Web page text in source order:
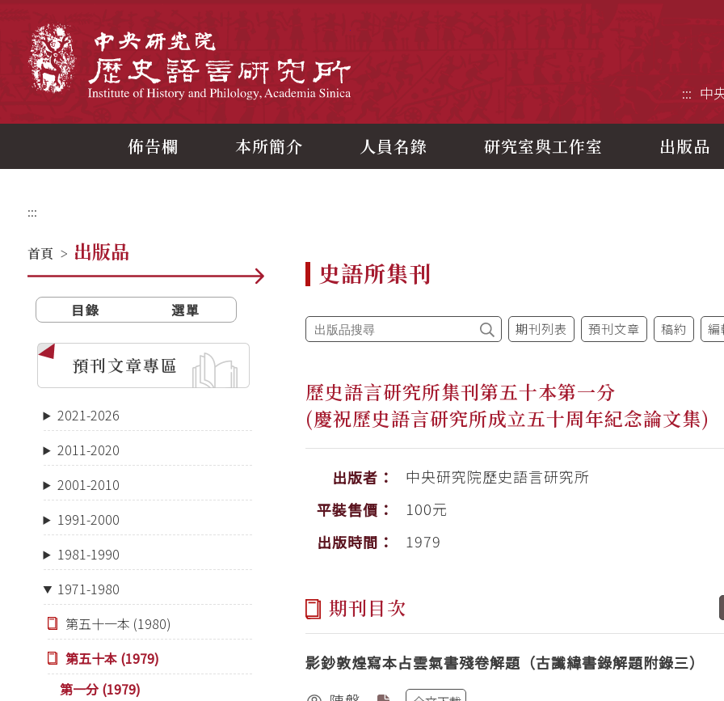
::: 中
佈告欄 本所簡介 人員名錄 研究室與工作室 出版品
:::
首頁 > 出版品
目錄 選單
預刊文章專區
2021-2026
2011-2020
2001-2010
1991-2000
1981-1990
1971-1980
第五十一本 (1980)
第五十本 (1979)
第一分 (1979)
史語所集刊
期刊列表 預刊文章 稿約 編
歷史語言研究所集刊第五十本第一分
(慶祝歷史語言研究所成立五十周年紀念論文集)
出版者：
中央研究院歷史語言研究所
平裝售價：
100元
出版時間：
1979
期刊目次
影鈔敦煌寫本占雲氣書殘卷解題（古讖緯書錄解題附錄三）